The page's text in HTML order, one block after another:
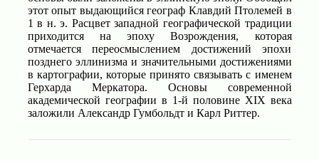
этот опыт выдающийся географ Клавдий Птолемей в
1 в н. э. Расцвет западной географической традиции
приходится на эпоху Возрождения, которая
отмечается переосмыслением достижений эпохи
позднего эллинизма и значительными достижениями
в картографии, которые принято связывать с именем
Герхарда Меркатора. Основы современной
академической географии в 1-й половине XIX века
заложили Александр Гумбольдт и Карл Риттер.